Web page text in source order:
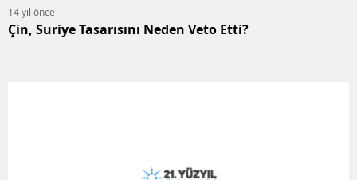
14 yıl önce
Çin, Suriye Tasarısını Neden Veto Etti?